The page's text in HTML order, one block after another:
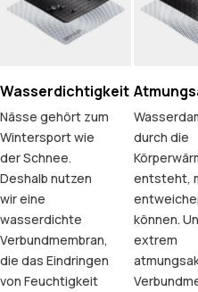
Wasserdichtigkeit
Nässe gehört zum
Wintersport wie
der Schnee.
Deshalb nutzen
wir eine
wasserdichte
Verbundmembran,
die das Eindringen
von Feuchtigkeit
durch die
entsteht,
können.
extrem